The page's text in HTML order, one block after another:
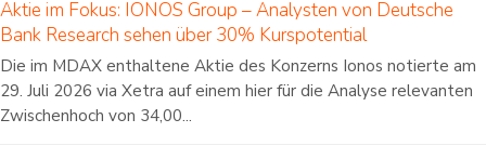
Aktie im Fokus: IONOS Group – Analysten von Deutsche
Bank Research sehen über 30% Kurspotential
Die im MDAX enthaltene Aktie des Konzerns Ionos notierte am
29. Juli 2026 via Xetra auf einem hier für die Analyse relevanten
Zwischenhoch von 34,00...